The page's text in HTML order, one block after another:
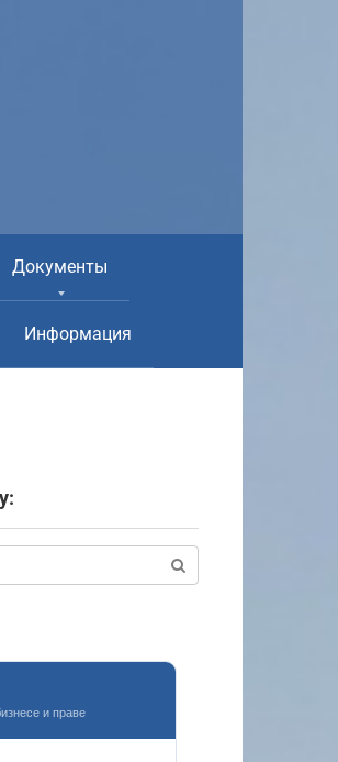
Документы
Информация
и праве